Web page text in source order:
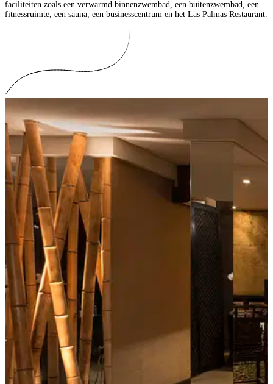
faciliteiten zoals een verwarmd binnenzwembad, een buitenzwembad, een
fitnessruimte, een sauna, een businesscentrum en het Las Palmas Restaurant.